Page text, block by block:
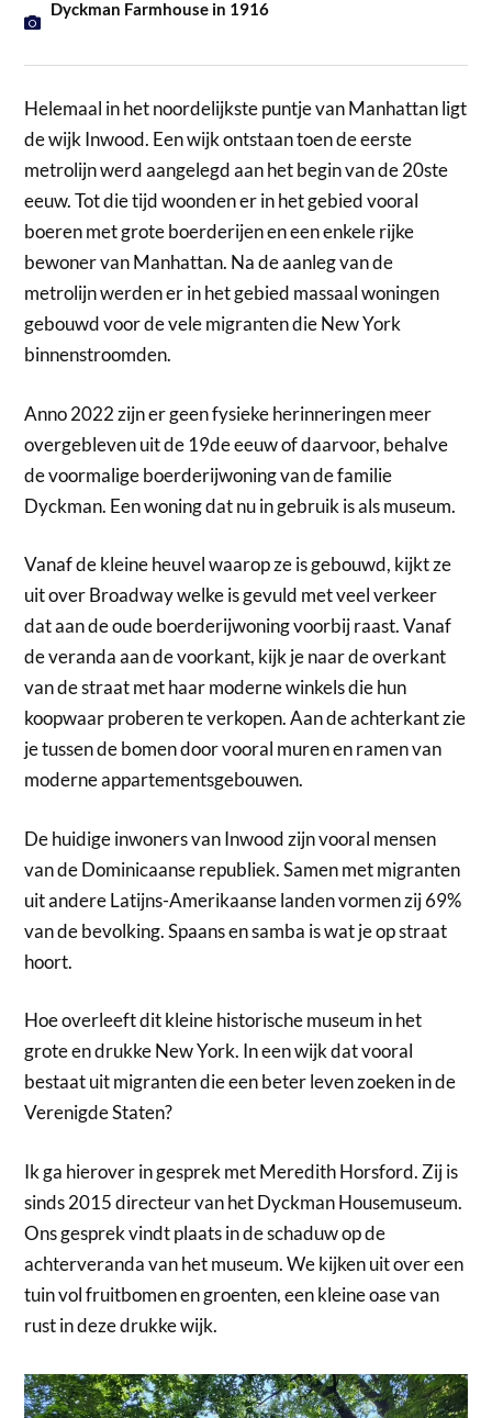
Dyckman Farmhouse in 1916
Helemaal in het noordelijkste puntje van Manhattan ligt
de wijk Inwood. Een wijk ontstaan toen de eerste
metrolijn werd aangelegd aan het begin van de 20ste
eeuw. Tot die tijd woonden er in het gebied vooral
boeren met grote boerderijen en een enkele rijke
bewoner van Manhattan. Na de aanleg van de
metrolijn werden er in het gebied massaal woningen
gebouwd voor de vele migranten die New York
binnenstroomden.
Anno 2022 zijn er geen fysieke herinneringen meer
overgebleven uit de 19de eeuw of daarvoor, behalve
de voormalige boerderijwoning van de familie
Dyckman. Een woning dat nu in gebruik is als museum.
Vanaf de kleine heuvel waarop ze is gebouwd, kijkt ze
uit over Broadway welke is gevuld met veel verkeer
dat aan de oude boerderijwoning voorbij raast. Vanaf
de veranda aan de voorkant, kijk je naar de overkant
van de straat met haar moderne winkels die hun
koopwaar proberen te verkopen. Aan de achterkant zie
je tussen de bomen door vooral muren en ramen van
moderne appartementsgebouwen.
De huidige inwoners van Inwood zijn vooral mensen
van de Dominicaanse republiek. Samen met migranten
uit andere Latijns-Amerikaanse landen vormen zij 69%
van de bevolking. Spaans en samba is wat je op straat
hoort.
Hoe overleeft dit kleine historische museum in het
grote en drukke New York. In een wijk dat vooral
bestaat uit migranten die een beter leven zoeken in de
Verenigde Staten?
Ik ga hierover in gesprek met Meredith Horsford. Zij is
sinds 2015 directeur van het Dyckman Housemuseum.
Ons gesprek vindt plaats in de schaduw op de
achterveranda van het museum. We kijken uit over een
tuin vol fruitbomen en groenten, een kleine oase van
rust in deze drukke wijk.